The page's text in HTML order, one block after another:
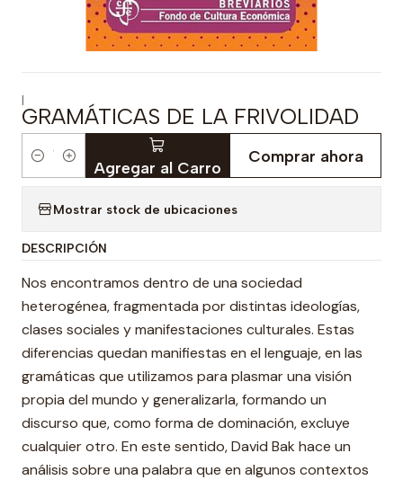
|
GRAMÁTICAS DE LA FRIVOLIDAD
Cantidad Agregar al Carro
Comprar ahora
Mostrar stock de ubicaciones
DESCRIPCIÓN
Nos encontramos dentro de una sociedad
heterogénea, fragmentada por distintas ideologías,
clases sociales y manifestaciones culturales. Estas
diferencias quedan manifiestas en el lenguaje, en las
gramáticas que utilizamos para plasmar una visión
propia del mundo y generalizarla, formando un
discurso que, como forma de dominación, excluye
cualquier otro. En este sentido, David Bak hace un
análisis sobre una palabra que en algunos contextos